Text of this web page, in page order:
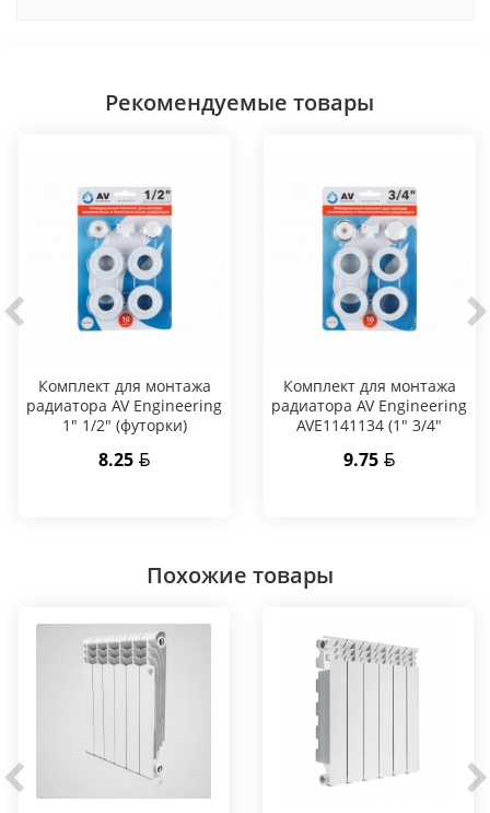
Рекомендуемые товары
Комплект для монтажа
радиатора AV Engineering
1" 1/2" (футорки)
8.25
Комплект для монтажа
радиатора AV Engineering
AVE1141134 (1" 3/4"
9.75
Похожие товары